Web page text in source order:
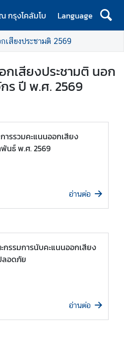
กรุงโคลัมโบ
Language
เสียงประชามติ 2569
กเสียงประชามติ นอก
ร ปี พ.ศ. 2569
ารรวมคะแนนออกเสียง
นธ์ พ.ศ. 2569
อ่านต่อ
รรมการนับคะแนนออกเสียง
ลอดภัย
อ่านต่อ